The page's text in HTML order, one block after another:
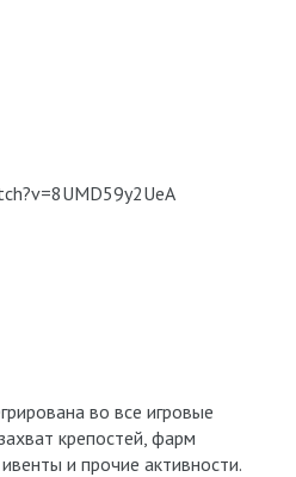
во все игровые
крепостей, фарм
и прочие активности.